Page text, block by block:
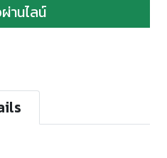
านไลน์